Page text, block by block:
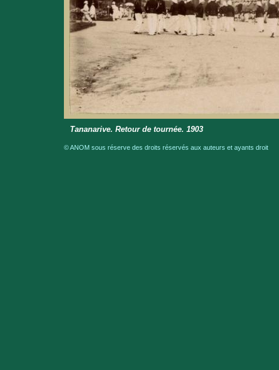
Tananarive. Retour de tournée. 1903
© ANOM sous réserve des droits réservés aux auteurs et ayants droit